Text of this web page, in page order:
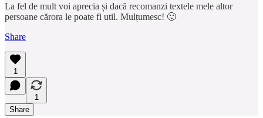
La fel de mult voi aprecia și dacă recomanzi textele mele altor
persoane cărora le poate fi util. Mulțumesc! 🙂
Share
1
1
Share